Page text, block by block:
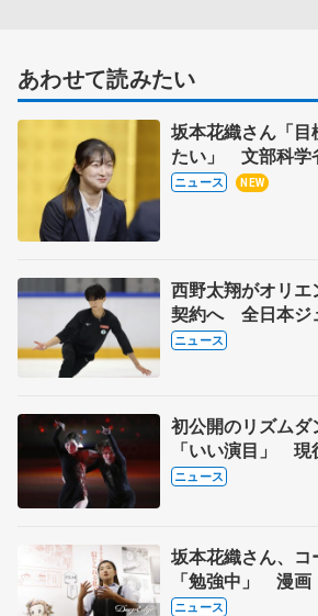
あわせて読みたい
坂本花織さん「目
たい」 文部科学
代表謝辞
ニュース NEW
西野太翔がオリ
契約へ 全日本ジ
果残していかな
ニュース
初公開のリズム
「いい演目」 現
凜、宇野昌磨組が
ニュース
坂本花織さん、
「勉強中」 漫画
会で子どもたちに
ニュース